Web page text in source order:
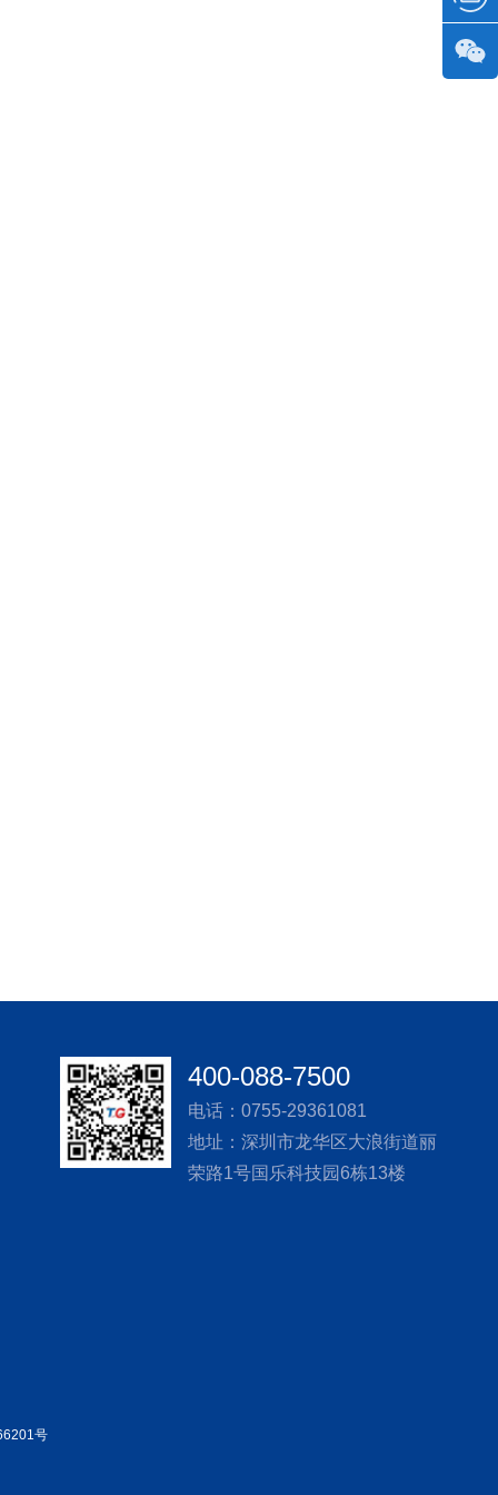
400-088-7500
电话：0755-29361081
地址：深圳市龙华区大浪街道丽
荣路1号国乐科技园6栋13楼
号